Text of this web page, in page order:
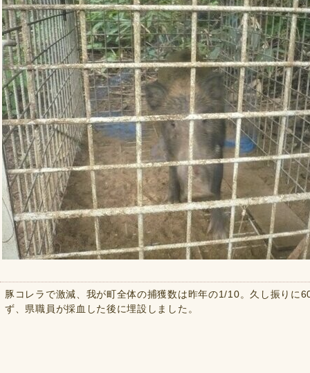
豚コレラで激減、我が町全体の捕獲数は昨年の1/10。久し振りに
ず、県職員が採血した後に埋設しました。